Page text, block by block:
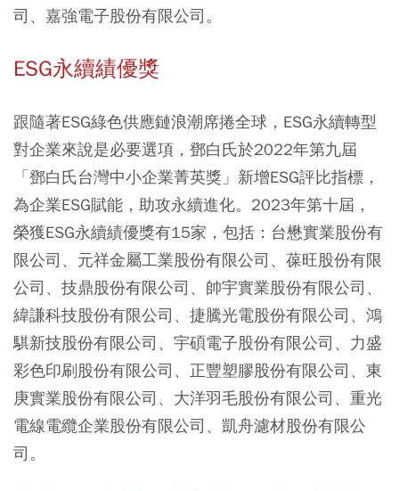
司、嘉強電子股份有限公司。
ESG永續績優獎
跟隨著ESG綠色供應鏈浪潮席捲全球，ESG永續轉型
對企業來說是必要選項，鄧白氏於2022年第九屆
「鄧白氏台灣中小企業菁英獎」新增ESG評比指標，
為企業ESG賦能，助攻永續進化。2023年第十屆，
榮獲ESG永續績優獎有15家，包括：台懋實業股份有
限公司、元祥金屬工業股份有限公司、葆旺股份有限
公司、技鼎股份有限公司、帥宇實業股份有限公司、
緯謙科技股份有限公司、捷騰光電股份有限公司、鴻
騏新技股份有限公司、宇碩電子股份有限公司、力盛
彩色印刷股份有限公司、正豐塑膠股份有限公司、東
庚實業股份有限公司、大洋羽毛股份有限公司、重光
電線電纜企業股份有限公司、凱舟濾材股份有限公
司。